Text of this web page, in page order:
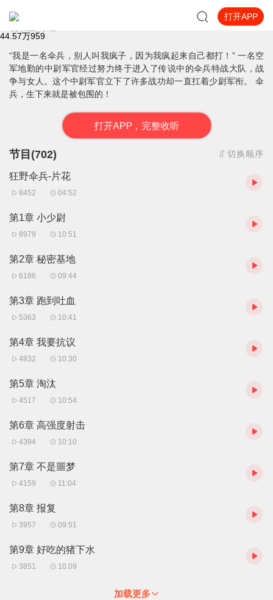
打开APP
狂野伞兵I宗官 路易斯丹儿演播【双播有声剧】
44.57万959
“我是一名伞兵，别人叫我疯子，因为我疯起来自己都打！” 一名空
军地勤的中尉军官经过努力终于进入了传说中的伞兵特战大队，战
争与女人。这个中尉军官立下了许多战功却一直扛着少尉军衔。 伞
兵，生下来就是被包围的！
打开APP，完整收听
节目(702) 切换顺序
狂野伞兵-片花
8452 04:52
第1章 小少尉
8979 10:51
第2章 秘密基地
6186 09:44
第3章 跑到吐血
5363 10:41
第4章 我要抗议
4832 10:30
第5章 淘汰
4517 10:54
第6章 高强度射击
4394 10:10
第7章 不是噩梦
4159 11:04
第8章 报复
3957 09:51
第9章 好吃的猪下水
3851 10:09
加载更多